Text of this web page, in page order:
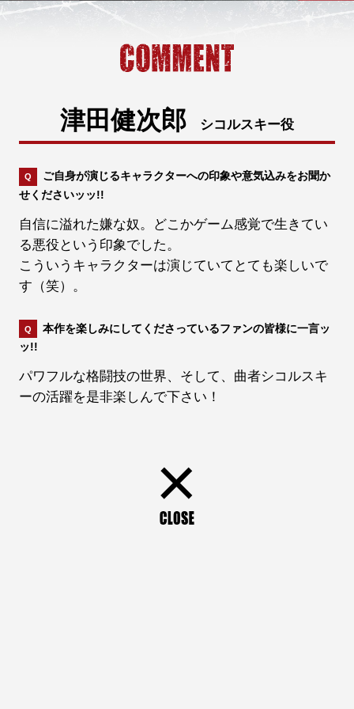
津田健次郎 シコルスキー役
ご自身が演じるキャラクターへの印象や意気込みをお聞か
せくださいッッ!!
自信に溢れた嫌な奴。どこかゲーム感覚で生きてい
る悪役という印象でした。
こういうキャラクターは演じていてとても楽しいで
す（笑）。
本作を楽しみにしてくださっているファンの皆様に一言ッ
ッ!!
パワフルな格闘技の世界、そして、曲者シコルスキ
ーの活躍を是非楽しんで下さい！
×